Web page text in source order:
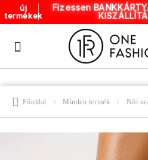
új
termékek
Fizessen
Főoldal Minden termék Női